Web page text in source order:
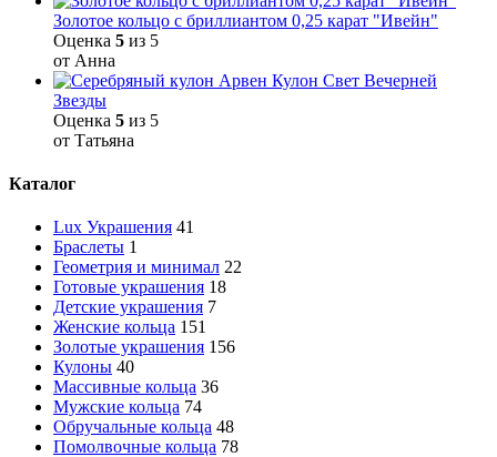
Золотое кольцо с бриллиантом 0,25 карат "Ивейн"
Оценка 5 из 5
от Анна
Кулон Свет Вечерней
Звезды
Оценка 5 из 5
от Татьяна
Каталог
Lux Украшения 41
Браслеты 1
Геометрия и минимал 22
Готовые украшения 18
Детские украшения 7
Женские кольца 151
Золотые украшения 156
Кулоны 40
Массивные кольца 36
Мужские кольца 74
Обручальные кольца 48
Помолвочные кольца 78